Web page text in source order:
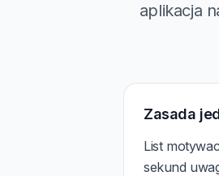
aplikacja
Zasada
List
sekund